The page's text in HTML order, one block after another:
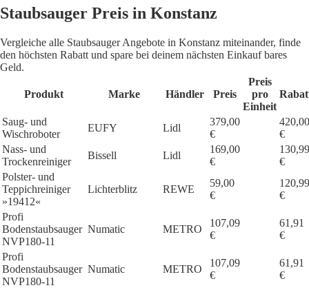
Staubsauger Preis in Konstanz
Vergleiche alle Staubsauger Angebote in Konstanz miteinander, finde
den höchsten Rabatt und spare bei deinem nächsten Einkauf bares
Geld.
Produkt Marke Händler Preis
Preis
pro
Einheit
Saug- und
Wischroboter
EUFY Lidl
379,00
€
420,00
€
Nass- und
Trockenreiniger
Bissell Lidl
169,00
€
130,99
€
Polster- und
Teppichreiniger
»19412«
Lichterblitz REWE
59,00
€
120,99
€
Profi
Bodenstaubsauger
NVP180-11
Numatic METRO
107,09
€
61,91
€
Profi
Bodenstaubsauger
NVP180-11
Numatic METRO
107,09
€
61,91
€